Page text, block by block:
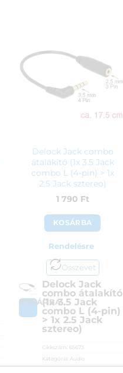
Delock Jack combo
átalakító (1x 3.5 Jack
combo L (4-pin) > 1x
2.5 Jack sztereo)
1 790 Ft
KOSÁRBA
Rendelésre
Összevet
KOSÁRBA
Delock Jack
combo átalakító
(1x 3.5 Jack
combo L (4-pin)
> 1x 2.5 Jack
sztereo)
Cikkszám: 65673
Kategória: Audio